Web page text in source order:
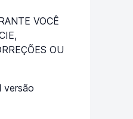
VOCÊ
OU
versão